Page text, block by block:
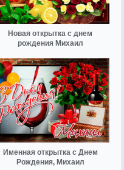
Новая открытка с днем
рождения Михаил
Именная открытка с Днем
Рождения, Михаил